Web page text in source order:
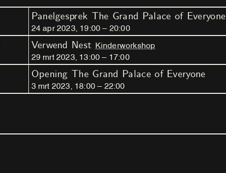
Panelgesprek The Grand Palace of Everyone
24 apr 2023 19 :00 20:00
Verwend Nest Kinderworkshop
29 mrt 2023 13 :00 17:00
Opening The Grand Palace of Everyone
3 mrt 2023 18 : 00 22 :00